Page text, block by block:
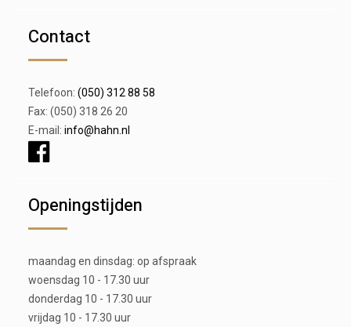
Contact
Telefoon:(050) 312 88 58
Fax: (050) 318 26 20
E-mail:info@hahn.nl
Openingstijden
maandag en dinsdag: op afspraak
woensdag 10 - 17.30 uur
donderdag 10 - 17.30 uur
vrijdag 10 - 17.30 uur